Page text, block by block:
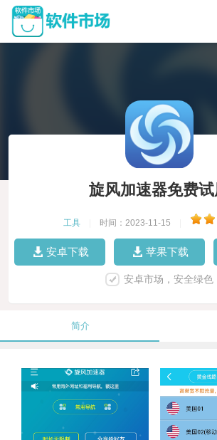
旋风加速器免费试
工具 时间：2023-11-15
安卓下载 苹果下载
安卓市场，安全绿色
简介